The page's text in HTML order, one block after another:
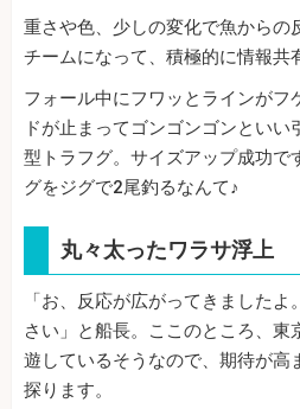
重さや色、少しの変化で魚からの
チームになって、積極的に情報共
フォール中にフワッとラインがフ
ドが止まってゴンゴンゴンとい
型トラフグ。サイズアップ成功で
グをジグで2尾釣るなんて♪
丸々太ったワラサ浮上
「お、反応が広がってきました
さい」と船長。ここのところ、東
遊しているそうなので、期待が高
探ります。